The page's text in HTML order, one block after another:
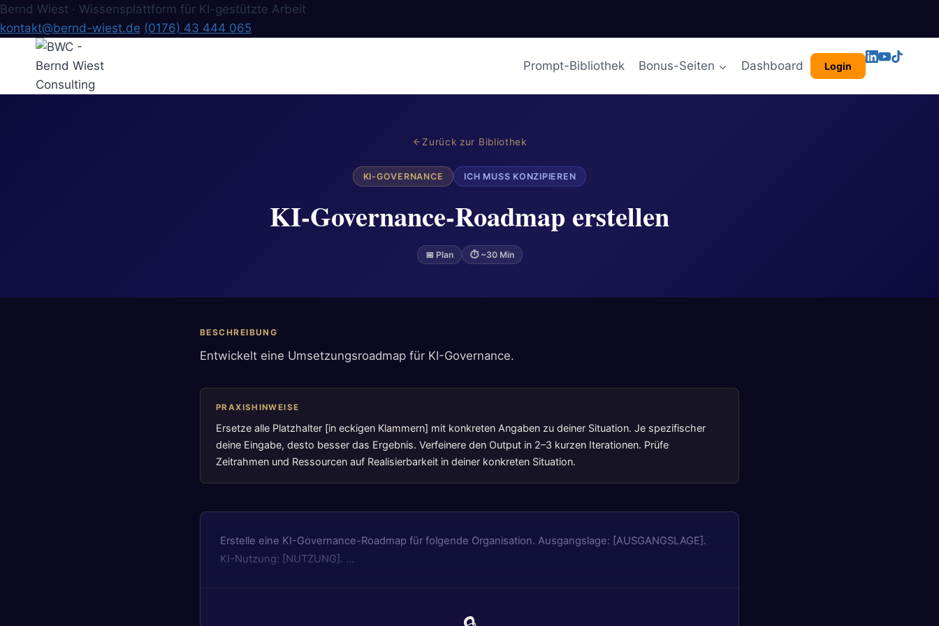
Bernd Wiest · Wissensplattform für KI-gestützte Arbeit
kontakt@bernd-wiest.de (0176) 43 444 065
springen
Prompt-Bibliothek Bonus-Seiten Dashboard Login
Zurück zur Bibliothek
KI-GOVERNANCE ICH MUSS KONZIPIEREN
KI-Governance-Roadmap erstellen
📅 Plan ⏱ ~30 Min
BESCHREIBUNG
Entwickelt eine Umsetzungsroadmap für KI-Governance.
PRAXISHINWEISE
Ersetze alle Platzhalter [in eckigen Klammern] mit konkreten Angaben zu deiner Situation. Je spezifischer
deine Eingabe, desto besser das Ergebnis. Verfeinere den Output in 2–3 kurzen Iterationen. Prüfe
Zeitrahmen und Ressourcen auf Realisierbarkeit in deiner konkreten Situation.
Erstelle eine KI-Governance-Roadmap für folgende Organisation. Ausgangslage: [AUSGANGSLAGE].
KI-Nutzung: [NUTZUNG]. …